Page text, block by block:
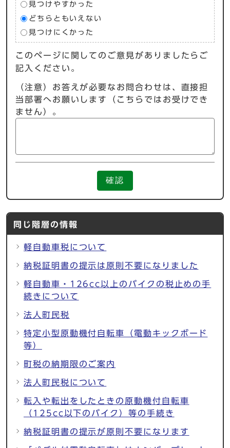
見つけやすかった
どちらともいえない
見つけにくかった
このページに関してのご意見がありましたらご
記入ください。
（注意）お答えが必要なお問合わせは、直接担
当部署へお願いします（こちらではお受けでき
ません）。
確認
同じ階層の情報
軽自動車税について
納税証明書の提示は原則不要になりました
軽自動車・126cc以上のバイクの税止めの手
続きについて
法人町民税
特定小型原動機付自転車（電動キックボード
等）
町税の納期限のご案内
法人町民税について
転入や転出をしたときの原動機付自転車
（125cc以下のバイク）等の手続き
納税証明書の提示が原則不要になります